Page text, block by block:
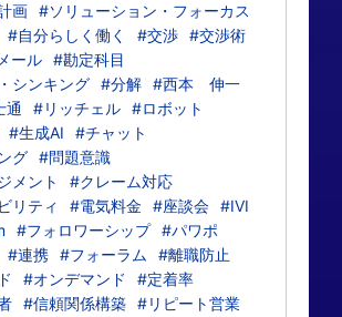
画 #ソリューション・フォーカス
#自分らしく働く #交渉 #交渉術
ール #勘定科目
シンキング #分解 #西本 伸一
通 #リッチェル #ロボット
#生成AI
#チャット
グ #問題意識
メント
#クレーム対応
リティ
#電気料金 #座談会 #IVI
#フォロワーシップ #パワポ
#連携 #フォーラム
#離職防止
#オンデマンド
#定着率
#信頼関係構築 #リピート営業